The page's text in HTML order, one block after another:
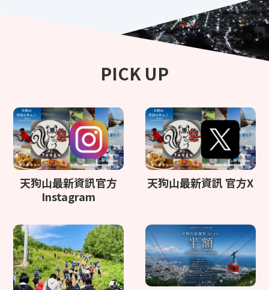
PICK UP
天狗山最新資訊官方
Instagram
天狗山最新資訊 官方X